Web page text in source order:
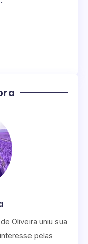
Oliveira uniu sua
pelas